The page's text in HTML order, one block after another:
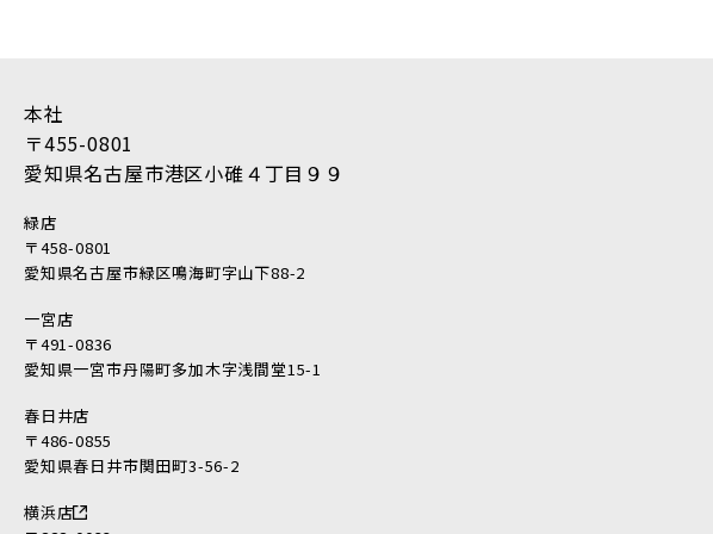
2017年11月 (9)
2017年8月 (23)
2017年5月 (17)
2017年2月 (46)
本社
〒455-0801
愛知県名古屋市港区小碓４丁目９９
緑店
〒458-0801
愛知県名古屋市緑区鳴海町字山下88-2
一宮店
〒491-0836
愛知県一宮市丹陽町多加木字浅間堂15-1
春日井店
〒486-0855
愛知県春日井市関田町3-56-2
横浜店